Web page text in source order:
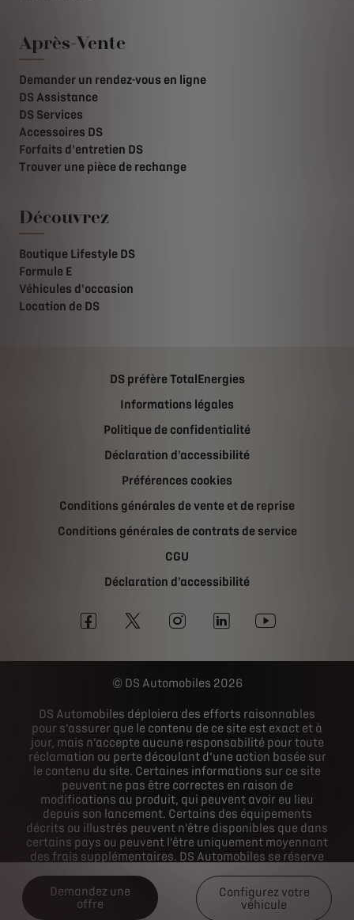
Demandez une
offre
Configurez votre
véhicule
Après-Vente
Demander un rendez-vous en ligne
DS Assistance
DS Services
Accessoires DS
Forfaits d'entretien DS
Trouver une pièce de rechange
Découvrez
Boutique Lifestyle DS
Formule E
Véhicules d'occasion
Location de DS
DS préfère TotalEnergies
Informations légales
Politique de confidentialité
Déclaration d'accessibilité
Préférences cookies
Conditions générales de vente et de reprise
Conditions générales de contrats de service
CGU
Déclaration d'accessibilité
DS Automobiles 2026
DS Automobiles déploiera des efforts raisonnables
pour s’assurer que le contenu de ce site est exact et à
jour, mais n’accepte aucune responsabilité pour toute
réclamation ou perte découlant d’une action basée sur
le contenu du site. Certaines informations sur ce site
peuvent ne pas être correctes en raison de
modifications au produit, qui peuvent avoir eu lieu
depuis son lancement. Certains des équipements
décrits ou illustrés peuvent n’être disponibles que dans
certains pays ou peuvent l’être uniquement moyennant
des frais supplémentaires. DS Automobiles se réserve
moment. Pour connaître les spécifications réelles du
produit dans votre pays, veuillez consulter votre
concessionnaire DS Automobiles.